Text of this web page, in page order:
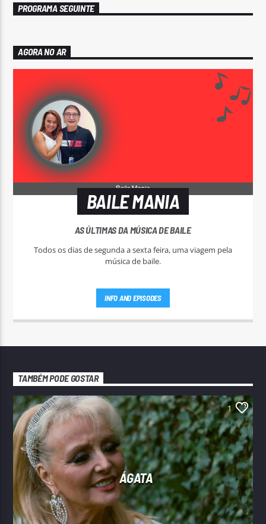
PROGRAMA SEGUINTE
AGORA NO AR
BAILE MANIA
AS ÚLTIMAS DA MÚSICA DE BAILE
Todos os dias de segunda a sexta feira, uma viagem pela
música de baile.
INFO AND EPISODES
TAMBÉM PODE GOSTAR
1
ÁGATA